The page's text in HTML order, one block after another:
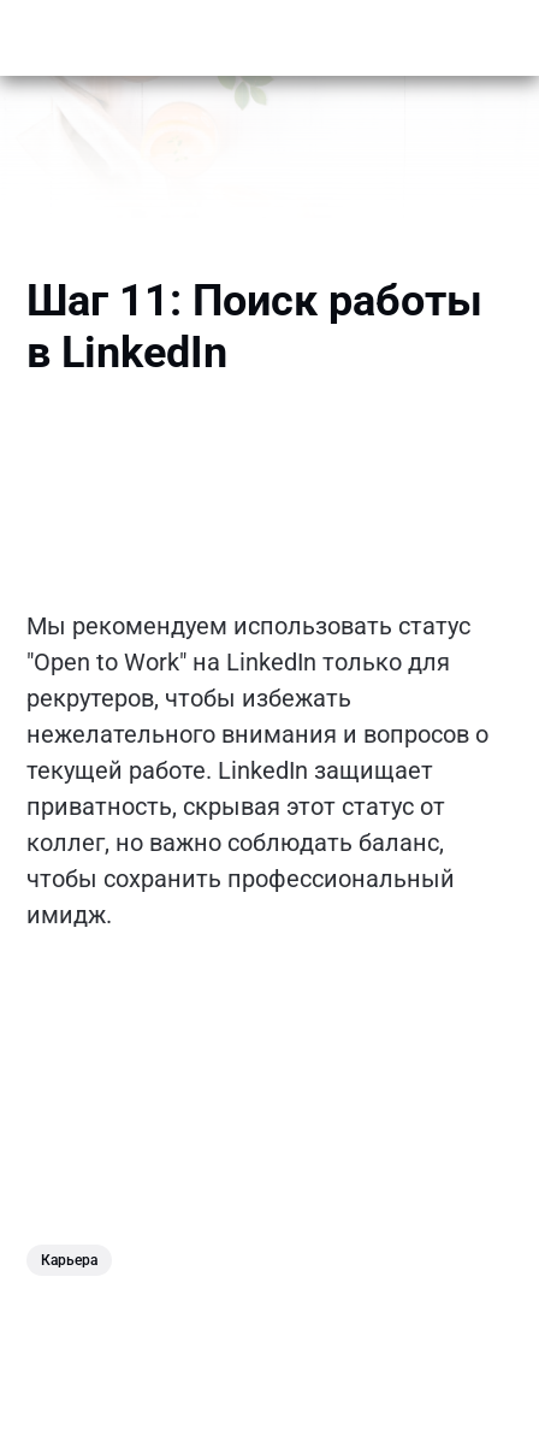
Шаг 11: Поиск работы
в LinkedIn
Мы рекомендуем использовать статус
"Open to Work" на LinkedIn только для
рекрутеров, чтобы избежать
нежелательного внимания и вопросов о
текущей работе. LinkedIn защищает
приватность, скрывая этот статус от
коллег, но важно соблюдать баланс,
чтобы сохранить профессиональный
имидж.
Карьера